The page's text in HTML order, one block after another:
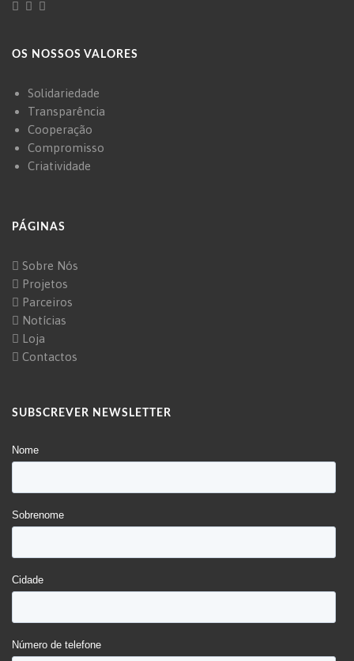
OS NOSSOS VALORES
Solidariedade
Transparência
Cooperação
Compromisso
Criatividade
PÁGINAS
Sobre Nós
Projetos
Parceiros
Notícias
Loja
Contactos
SUBSCREVER NEWSLETTER